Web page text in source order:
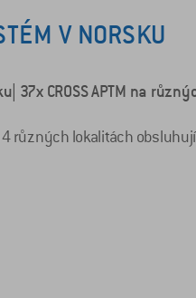
V NORSKU
37x CROSS APTM na
různých lokalitách obsluhují